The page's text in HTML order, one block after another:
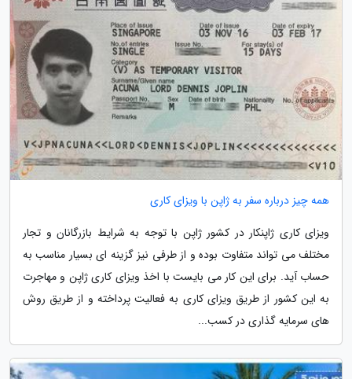
همه چیز درباره سفر به ژاپن با ویزای کاری
ویزای کاری ژاپنکار در کشور ژاپن با توجه به شرایط بازرگانان و تجار
مختلف می تواند متفاوت بوده و از طرفی نیز گزینه ای بسیار مناسب به
حساب آید. برای این کار می بایست با اخذ ویزای کاری ژاپن و مهاجرت
به این کشور از طریق ویزای کاری به فعالیت پرداخته و از طریق روش
های سرمایه گذاری در کسب...